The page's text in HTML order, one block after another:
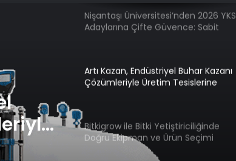
Nişantaşı Üniversitesi’nden 2026 YKS
Adaylarına Çifte Güvence: Sabit
Artı Kazan, Endüstriyel Buhar Kazanı
Çözümleriyle Üretim Tesislerine
Bitkigrow ile Bitki Yetiştiriciliğinde
Doğru Ekipman ve Ürün Seçimi